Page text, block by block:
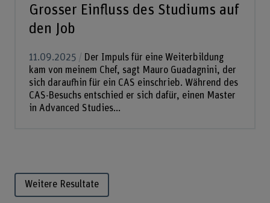
Grosser Einfluss des Studiums auf
den Job
11.09.2025
Der Impuls für eine Weiterbildung
kam von meinem Chef, sagt Mauro Guadagnini, der
sich daraufhin für ein CAS einschrieb. Während des
CAS-Besuchs entschied er sich dafür, einen Master
in Advanced Studies...
Weitere Resultate